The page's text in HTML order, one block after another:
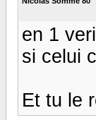
en 1
si celui
Et tu le